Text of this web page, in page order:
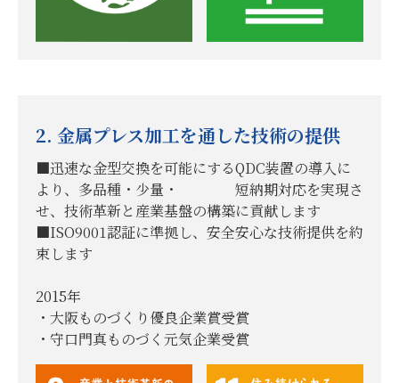
2. 金属プレス加工を通した技術の提供
■迅速な金型交換を可能にするQDC装置の導入に
より、多品種・少量・ 短納期対応を実現さ
せ、技術革新と産業基盤の構築に貢献します
■ISO9001認証に準拠し、安全安心な技術提供を約
束します
2015年
・大阪ものづくり優良企業賞受賞
・守口門真ものづく元気企業受賞